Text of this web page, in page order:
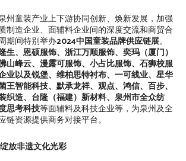
州童装产业上下游协同创新、焕新发展，加强
制造企业、面辅料企业间的深度交流和商贸合
期间特别举办2024中国童装品牌供应链展。
生、恩硕服饰、浙江万顺服饰、奕玛（厦门）
山峰云、漫露可服饰、小占比服饰、石狮校服
业以及锐堡、维柏思特衬布、一可线业、星华
王智能科技、默承龙祥、观点、鸿信、百步、
织造、台隆（福建）新材料、泉州市全众纺
思考科技等面辅料及科技企业等，为泉州及全
链资源提供商务对接平台。
放非遗文化光彩